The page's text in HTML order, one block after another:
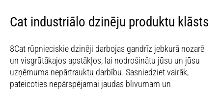
Cat industriālo dzinēju produktu klāsts
8Cat rūpnieciskie dzinēji darbojas gandrīz jebkurā nozarē
un visgrūtākajos apstākļos, lai nodrošinātu jūsu un jūsu
uzņēmuma nepārtrauktu darbību. Sasniedziet vairāk,
pateicoties nepārspējamai jaudas blīvumam un